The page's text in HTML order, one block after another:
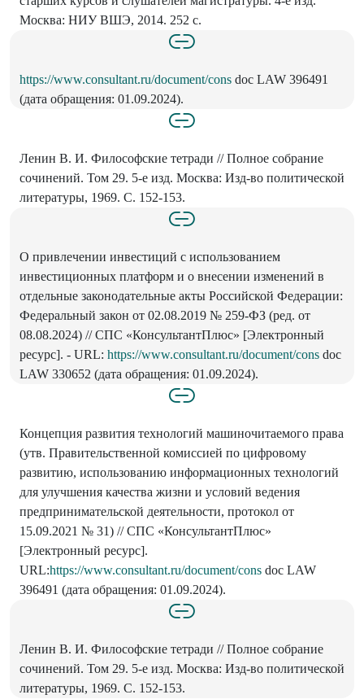
Москва: НИУ ВШЭ, 2014. 252 с.
https://www.consultant.ru/document/cons doc LAW 396491
(дата обращения: 01.09.2024).
Ленин В. И. Философские тетради // Полное собрание
сочинений. Том 29. 5-е изд. Москва: Изд-во политической
литературы, 1969. С. 152-153.
О привлечении инвестиций с использованием
инвестиционных платформ и о внесении изменений в
отдельные законодательные акты Российской Федерации:
Федеральный закон от 02.08.2019 № 259-ФЗ (ред. от
08.08.2024) // СПС «КонсультантПлюс» [Электронный
ресурс]. - URL: https://www.consultant.ru/document/cons doc
LAW 330652 (дата обращения: 01.09.2024).
Концепция развития технологий машиночитаемого права
(утв. Правительственной комиссией по цифровому
развитию, использованию информационных технологий
для улучшения качества жизни и условий ведения
предпринимательской деятельности, протокол от
15.09.2021 № 31) // СПС «КонсультантПлюс»
[Электронный ресурс].
URL:https://www.consultant.ru/document/cons doc LAW
396491 (дата обращения: 01.09.2024).
Ленин В. И. Философские тетради // Полное собрание
сочинений. Том 29. 5-е изд. Москва: Изд-во политической
литературы, 1969. С. 152-153.